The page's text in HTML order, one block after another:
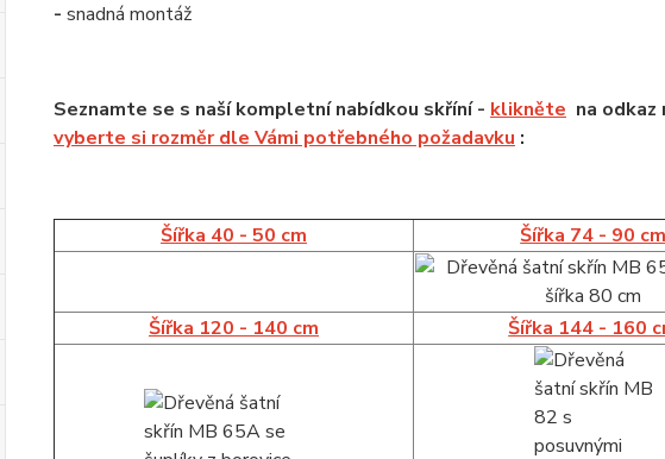
- snadná montáž
Seznamte se s naší kompletní nabídkou skříní - klikněte na odkaz
vyberte si rozměr dle Vámi potřebného požadavku :
Šířka 40 - 50 cm Šířka 74 - 90 cm
Šířka 120 - 140 cm Šířka 144 - 160